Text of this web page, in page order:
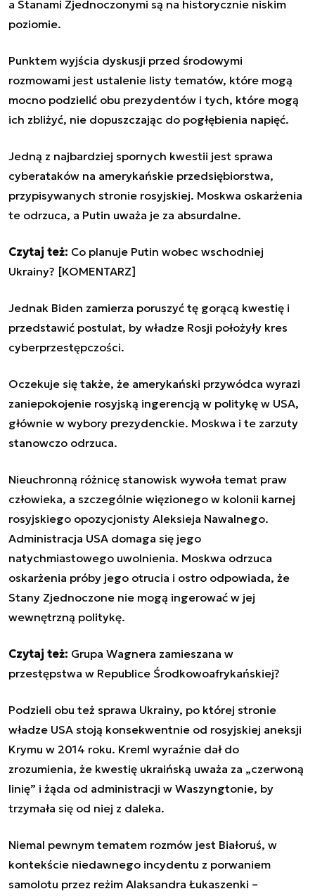
a Stanami Zjednoczonymi są na historycznie niskim
poziomie.
Punktem wyjścia dyskusji przed środowymi
rozmowami jest ustalenie listy tematów, które mogą
mocno podzielić obu prezydentów i tych, które mogą
ich zbliżyć, nie dopuszczając do pogłębienia napięć.
Jedną z najbardziej spornych kwestii jest sprawa
cyberataków na amerykańskie przedsiębiorstwa,
przypisywanych stronie rosyjskiej. Moskwa oskarżenia
te odrzuca, a Putin uważa je za absurdalne.
Czytaj też: Co planuje Putin wobec wschodniej
Ukrainy? [KOMENTARZ]
Jednak Biden zamierza poruszyć tę gorącą kwestię i
przedstawić postulat, by władze Rosji położyły kres
cyberprzestępczości.
Oczekuje się także, że amerykański przywódca wyrazi
zaniepokojenie rosyjską ingerencją w politykę w USA,
głównie w wybory prezydenckie. Moskwa i te zarzuty
stanowczo odrzuca.
Nieuchronną różnicę stanowisk wywoła temat praw
człowieka, a szczególnie więzionego w kolonii karnej
rosyjskiego opozycjonisty Aleksieja Nawalnego.
Administracja USA domaga się jego
natychmiastowego uwolnienia. Moskwa odrzuca
oskarżenia próby jego otrucia i ostro odpowiada, że
Stany Zjednoczone nie mogą ingerować w jej
wewnętrzną politykę.
Czytaj też: Grupa Wagnera zamieszana w
przestępstwa w Republice Środkowoafrykańskiej?
Podzieli obu też sprawa Ukrainy, po której stronie
władze USA stoją konsekwentnie od rosyjskiej aneksji
Krymu w 2014 roku. Kreml wyraźnie dał do
zrozumienia, że kwestię ukraińską uważa za „czerwoną
linię” i żąda od administracji w Waszyngtonie, by
trzymała się od niej z daleka.
Niemal pewnym tematem rozmów jest Białoruś, w
kontekście niedawnego incydentu z porwaniem
samolotu przez reżim Alaksandra Łukaszenki –